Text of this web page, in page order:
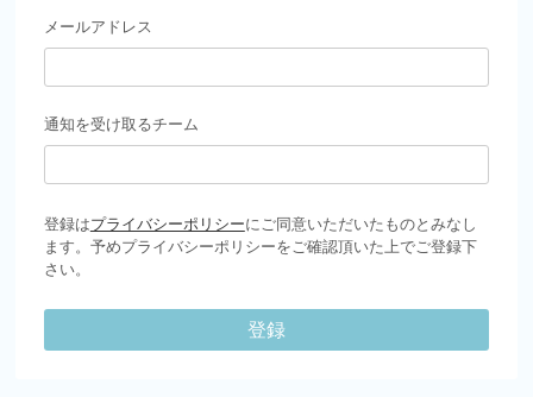
メールアドレス
通知を受け取るチーム
登録はプライバシーポリシーにご同意いただいたものとみなし
ます。予めプライバシーポリシーをご確認頂いた上でご登録下
さい。
登録